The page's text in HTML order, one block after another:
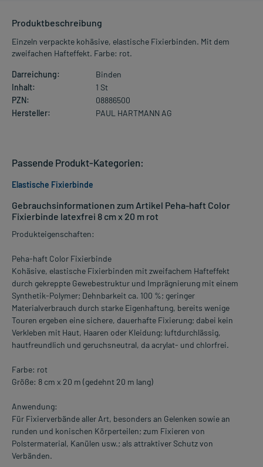
Produktbeschreibung
Einzeln verpackte kohäsive, elastische Fixierbinden. Mit dem
zweifachen Hafteffekt. Farbe: rot.
Darreichung:
Binden
Inhalt:
1 St
PZN:
08886500
Hersteller:
PAUL HARTMANN AG
Gebrauchsinformationen zum Artikel Peha-haft Color
Fixierbinde latexfrei 8 cm x 20 m rot
Produkteigenschaften:
Peha-haft Color Fixierbinde
Kohäsive, elastische Fixierbinden mit zweifachem Hafteffekt
durch gekreppte Gewebestruktur und Imprägnierung mit einem
Synthetik-Polymer; Dehnbarkeit ca. 100 %; geringer
Materialverbrauch durch starke Eigenhaftung, bereits wenige
Touren ergeben eine sichere, dauerhafte Fixierung; dabei kein
Verkleben mit Haut, Haaren oder Kleidung; luftdurchlässig,
hautfreundlich und geruchsneutral, da acrylat- und chlorfrei.
Farbe: rot
Größe: 8 cm x 20 m (gedehnt 20 m lang)
Anwendung:
Für Fixierverbände aller Art, besonders an Gelenken sowie an
runden und konischen Körperteilen; zum Fixieren von
Polstermaterial, Kanülen usw.; als attraktiver Schutz von
Verbänden.
Passende Produkt-Kategorien:
Elastische Fixierbinde